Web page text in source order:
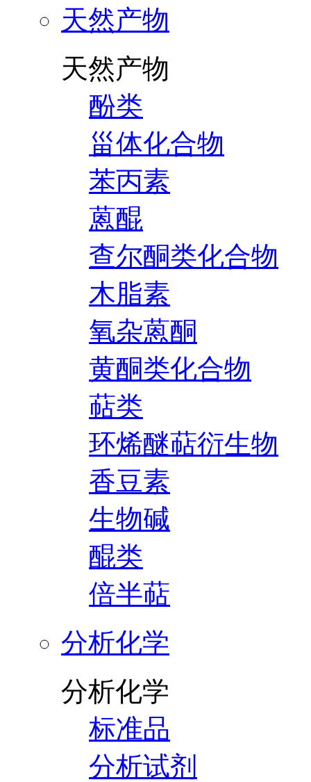
天然产物
天然产物
酚类
甾体化合物
苯丙素
蒽醌
查尔酮类化合物
木脂素
氧杂蒽酮
黄酮类化合物
萜类
环烯醚萜衍生物
香豆素
生物碱
醌类
倍半萜
分析化学
分析化学
标准品
分析试剂